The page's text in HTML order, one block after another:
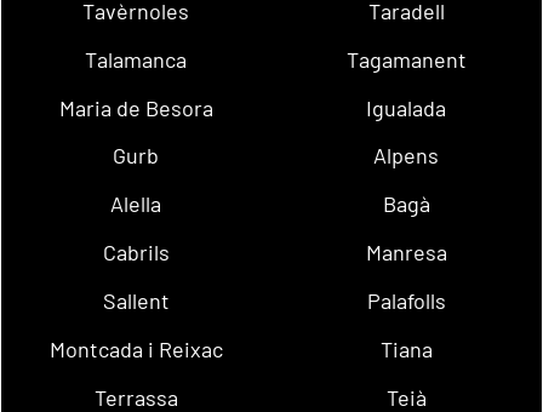
Tavèrnoles
Taradell
Talamanca
Tagamanent
Maria de Besora
Igualada
Gurb
Alpens
Alella
Bagà
Cabrils
Manresa
Sallent
Palafolls
Montcada i Reixac
Tiana
Terrassa
Teià